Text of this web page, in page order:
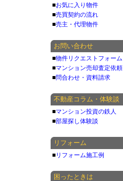
■お気に入り物件
■売買契約の流れ
■売主・代理物件
お問い合わせ
■物件リクエストフォーム
■マンション売却査定依頼
■問合わせ・資料請求
不動産コラム・体験談
■マンション投資の鉄人
■部屋探し体験談
リフォーム
■リフォーム施工例
困ったときは